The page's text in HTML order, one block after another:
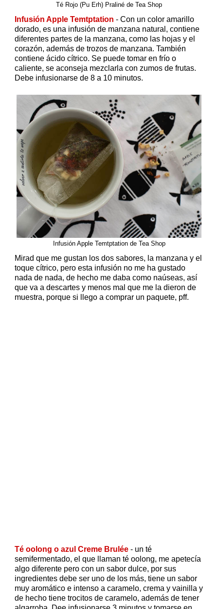
Té Rojo (Pu Erh) Praliné de Tea Shop
Infusión Apple Temtptation - Con un color amarillo
dorado, es una infusión de manzana natural, contiene
diferentes partes de la manzana, como las hojas y el
corazón, además de trozos de manzana. También
contiene ácido cítrico. Se puede tomar en frío o
caliente, se aconseja mezclarla con zumos de frutas.
Debe infusionarse de 8 a 10 minutos.
Infusión Apple Temtptation de Tea Shop
Mirad que me gustan los dos sabores, la manzana y el
toque cítrico, pero esta infusión no me ha gustado
nada de nada, de hecho me daba como naúseas, así
que va a descartes y menos mal que me la dieron de
muestra, porque si llego a comprar un paquete, pff.
Té oolong o azul Creme Brulée - un té
semifermentado, el que llaman té oolong, me apetecía
algo diferente pero con un sabor dulce, por sus
ingredientes debe ser uno de los más, tiene un sabor
muy aromático e intenso a caramelo, crema y vainilla y
de hecho tiene trocitos de caramelo, además de tener